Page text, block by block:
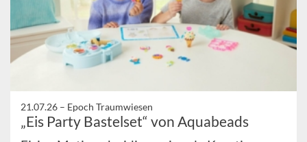
21.07.26 – Epoch Traumwiesen
„Eis Party Bastelset“ von Aquabeads